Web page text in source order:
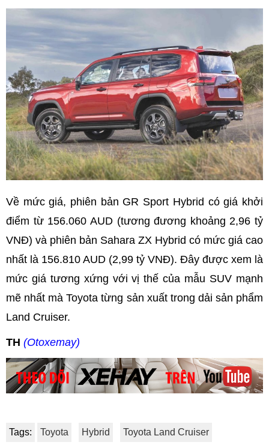
Về mức giá, phiên bản GR Sport Hybrid có giá khởi
điểm từ 156.060 AUD (tương đương khoảng 2,96 tỷ
VNĐ) và phiên bản Sahara ZX Hybrid có mức giá cao
nhất là 156.810 AUD (2,99 tỷ VNĐ). Đây được xem là
mức giá tương xứng với vị thế của mẫu SUV mạnh
mẽ nhất mà Toyota từng sản xuất trong dải sản phẩm
Land Cruiser.
TH (Otoxemay)
Tags: Toyota Hybrid Toyota Land Cruiser